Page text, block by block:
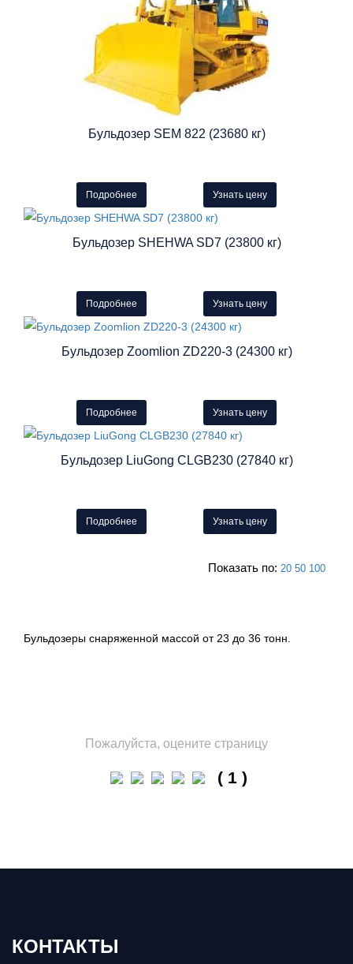
Бульдозер SEM 822 (23680 кг)
Подробнее Узнать цену
Бульдозер SHEHWA SD7 (23800 кг)
Подробнее Узнать цену
Бульдозер Zoomlion ZD220-3 (24300 кг)
Подробнее Узнать цену
Бульдозер LiuGong CLGB230 (27840 кг)
Подробнее Узнать цену
Показать по: 20 50 100
Бульдозеры снаряженной массой от 23 до 36 тонн.
Пожалуйста, оцените страницу
( 1 )
КОНТАКТЫ